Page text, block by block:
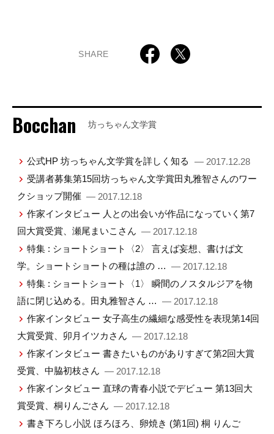
SHARE
Bocchan 坊っちゃん文学賞
公式HP 坊っちゃん文学賞を詳しく知る
— 2017.12.28
受講者募集第15回坊っちゃん文学賞田丸雅智さんのワー
クショップ開催 — 2017.12.18
作家インタビュー 人との出会いが作品になっていく第7
回大賞受賞、瀬尾まいこさん — 2017.12.18
特集 : ショートショート〈2〉 言えば妄想、書けば文
学。ショートショートの種は誰の … — 2017.12.18
特集 : ショートショート〈1〉 瞬間のノスタルジアを物
語に閉じ込める。田丸雅智さん … — 2017.12.18
作家インタビュー 女子高生の繊細な感受性を表現第14回
大賞受賞、卯月イツカさん — 2017.12.18
作家インタビュー 書きたいものがありすぎて第2回大賞
受賞、中脇初枝さん — 2017.12.18
作家インタビュー 直球の青春小説でデビュー 第13回大
賞受賞、桐りんごさん — 2017.12.18
書き下ろし小説 ほろほろ、卵焼き (第1回) 桐 りんご